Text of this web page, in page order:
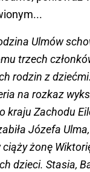
Ulmów
trzech
rodzin z
na rozkaz
kraju Zachodu
Józefa
żonę
dzieci. Stasia,